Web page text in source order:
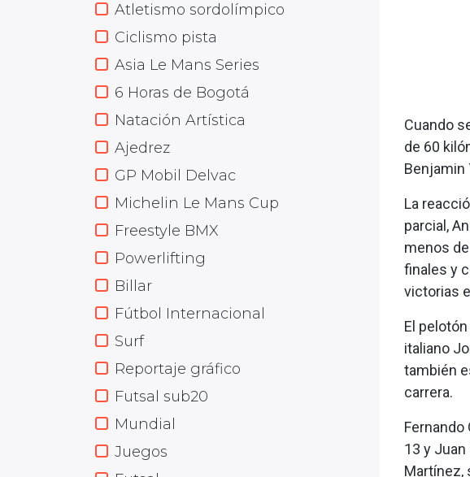
Atletismo sordolímpico
Ciclismo pista
Asia Le Mans Series
6 Horas de Bogotá
Natación Artística
Ajedrez
GP Mobil Delvac
Michelin Le Mans Cup
Freestyle BMX
Powerlifting
Billar
Fútbol Internacional
Surf
Reportaje gráfico
Futsal sub20
Mundial
Juegos
Cuando
de 60
Benjamin
La
parcial,
menos
finales y
victorias
El
italiano
también
carrera.
Fernando
13 y Juan
Martínez,